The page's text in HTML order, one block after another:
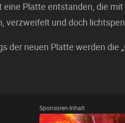
eine Platte entstanden, die
verzweifelt und doch
der neuen Platte werden die
Sponsoren-Inhalt